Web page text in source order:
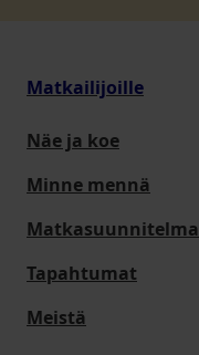
Matkailijoille
Näe ja koe
Minne mennä
Matkasuunnitelma
Tapahtumat
Meistä